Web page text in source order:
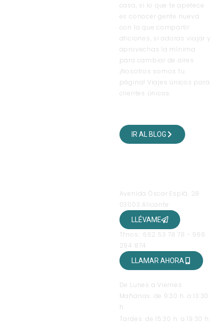
casa, si lo que te apetece
es conocer gente nueva
con la que compartir
aficiones, si adoras viajar y
aprovechas la mínima
para cambiar de aires
¡Nosotros somos tu
página! Viajes únicos para
clientes únicos.
IR AL BLOG
Avenida Óscar Esplá, 28
03003 Alicante
LLÉVAME
Tfnos.: 662 53 78 78 - 966
294 874
LLAMAR AHORA
De Lunes a Viernes
Mañanas: de 9:30 h. a 13:30
h.
Tardes: de 15:30 h. a 19:30 h.